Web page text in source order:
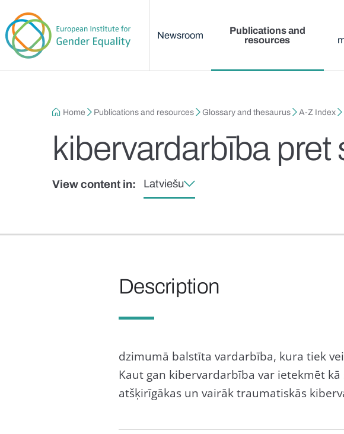
Newsroom
Publications and
resources
Breadcrumb
Home Publications and resources Glossary and thesaurus A-Z Index
kibervardarbība
View content in: Latviešu
Description
dzimumā balstīta vardarbība, kura tiek
Kaut gan kibervardarbība var ietekmēt
atšķirīgākas un vairāk traumatiskās